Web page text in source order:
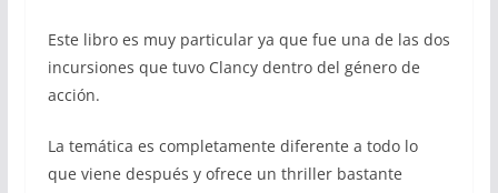
Este libro es muy particular ya que fue una de las dos
incursiones que tuvo Clancy dentro del género de
acción.
La temática es completamente diferente a todo lo
que viene después y ofrece un thriller bastante